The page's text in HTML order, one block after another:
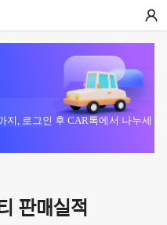
지, 로그인 후 CAR톡에서 나누세
판매실적